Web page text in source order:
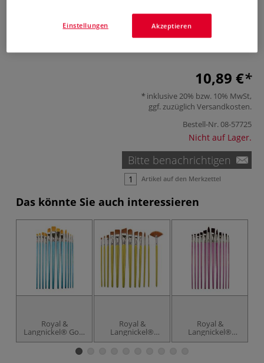
langlebige, flexible Pinsel für vielseitige Maltechniken mit
Acryl, Aquarell und Tempera. Mit ergonomischen
10,89 €
inklusive 20% bzw. 10% MwSt,
ggf. zuzüglich Versandkosten.
Bestell-Nr.08-57725
Nicht auf Lager.
Bitte benachrichtigen
Artikel auf den Merkzettel
Das könnte Sie auch interessieren
Royal &
Langnickel® Gold
Taklon Pinselset
Royal &
Langnickel®
Brown Taklon
Royal &
Langnickel®
Burgundy Taklon
Akzeptieren
Einstellungen